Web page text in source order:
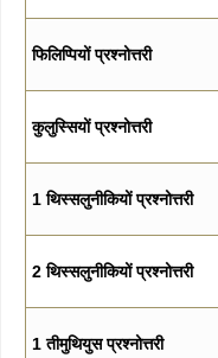
फिलिप्पियों प्रश्नोत्तरी
कुलुस्सियों प्रश्नोत्तरी
1 थिस्सलुनीकियों प्रश्नोत्तरी
2 थिस्सलुनीकियों प्रश्नोत्तरी
1 तीमुथियुस प्रश्नोत्तरी